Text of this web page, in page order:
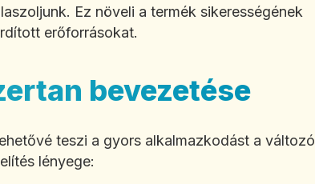
Ez növeli a termék sikerességének
erőforrásokat.
bevezetése
teszi a gyors alkalmazkodást a változó
lényege: